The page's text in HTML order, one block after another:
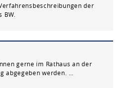
der
gerne im Rathaus an der
abgegeben werden. …